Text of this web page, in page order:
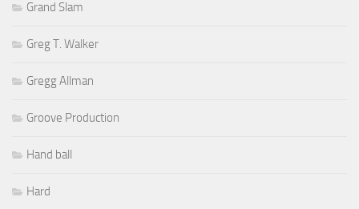
Grand Slam
Greg T. Walker
Gregg Allman
Groove Production
Hand ball
Hard